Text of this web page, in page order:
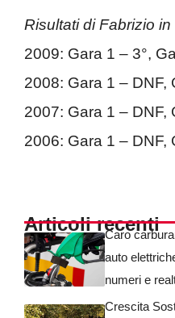
Risultati di Fabrizio
2009: Gara 1 – 3°,
2008: Gara 1 – DNF,
2007: Gara 1 – DNF,
2006: Gara 1 – DNF,
Articoli recenti
Caro
auto
numeri e
Crescita